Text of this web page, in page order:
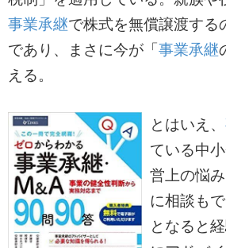
事業承継で株式を無償譲渡する
であり、まさに今が「事業承継
える。
とはいえ、
ている中
営上の悩
に相談もで
となると